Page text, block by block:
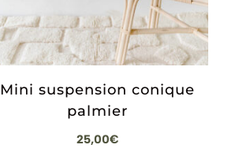
Mini suspension conique
palmier
25,00€